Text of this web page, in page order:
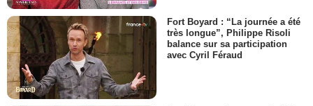
Fort Boyard : “La journée a été
très longue”, Philippe Risoli
balance sur sa participation
avec Cyril Féraud